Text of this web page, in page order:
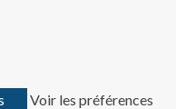
Voir les préférences